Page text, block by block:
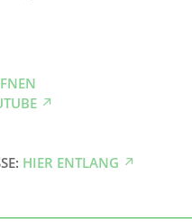
HIER ENTLANG